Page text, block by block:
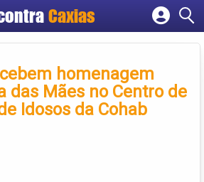
Caxias
Cadastrar empresa
Criar contahomenagem
das Mães no Centro de
Idosos da Cohab